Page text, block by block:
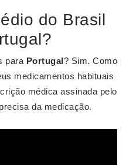
do Brasil
para Portugal? Sim. Como
medicamentos habituais
médica assinada pelo
da medicação.